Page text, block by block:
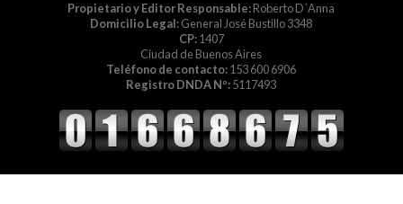
Propietario y Editor Responsable:Roberto D´Anna
Domicilio Legal:General José Bustillo 3348
CP:1407
Ciudad de Buenos Aires
Teléfono de contacto:153 600 6906
Registro DNDA Nº:5117493